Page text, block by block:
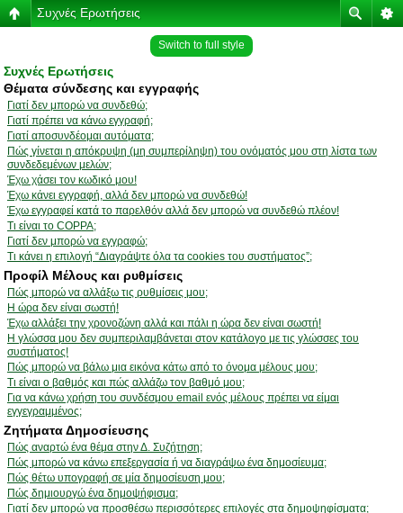
Συχνές Ερωτήσεις
Switch to full style
Συχνές Ερωτήσεις
Θέματα σύνδεσης και εγγραφής
Γιατί δεν μπορώ να συνδεθώ;
Γιατί πρέπει να κάνω εγγραφή;
Γιατί αποσυνδέομαι αυτόματα;
Πώς γίνεται η απόκρυψη (μη συμπερίληψη) του ονόματός μου στη λίστα των
συνδεδεμένων μελών;
Έχω χάσει τον κωδικό μου!
Έχω κάνει εγγραφή, αλλά δεν μπορώ να συνδεθώ!
Έχω εγγραφεί κατά το παρελθόν αλλά δεν μπορώ να συνδεθώ πλέον!
Τι είναι το COPPA;
Γιατί δεν μπορώ να εγγραφώ;
Τι κάνει η επιλογή “Διαγράψτε όλα τα cookies του συστήματος”;
Προφίλ Μέλους και ρυθμίσεις
Πώς μπορώ να αλλάξω τις ρυθμίσεις μου;
Η ώρα δεν είναι σωστή!
Έχω αλλάξει την χρονοζώνη αλλά και πάλι η ώρα δεν είναι σωστή!
Η γλώσσα μου δεν συμπεριλαμβάνεται στον κατάλογο με τις γλώσσες του
συστήματος!
Πώς μπορώ να βάλω μια εικόνα κάτω από το όνομα μέλους μου;
Τι είναι ο βαθμός και πώς αλλάζω τον βαθμό μου;
Για να κάνω χρήση του συνδέσμου email ενός μέλους πρέπει να είμαι
εγγεγραμμένος;
Ζητήματα Δημοσίευσης
Πώς αναρτώ ένα θέμα στην Δ. Συζήτηση;
Πώς μπορώ να κάνω επεξεργασία ή να διαγράψω ένα δημοσίευμα;
Πώς θέτω υπογραφή σε μία δημοσίευση μου;
Πώς δημιουργώ ένα δημοψήφισμα;
Γιατί δεν μπορώ να προσθέσω περισσότερες επιλογές στα δημοψηφίσματα;